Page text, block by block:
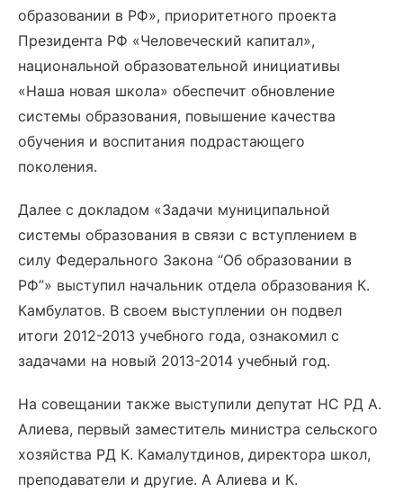
образовании в РФ», приоритетного проекта
Президента РФ «Человеческий капитал»,
национальной образовательной инициативы
«Наша новая школа» обеспечит обновление
системы образования, повышение качества
обучения и воспитания подрастающего
поколения.
Далее с докладом «Задачи муниципальной
системы образования в связи с вступлением в
силу Федерального Закона “Об образовании в
РФ”» выступил начальник отдела образования К.
Камбулатов. В своем выступлении он подвел
итоги 2012-2013 учебного года, ознакомил с
задачами на новый 2013-2014 учебный год.
На совещании также выступили депутат НС РД А.
Алиева, первый заместитель министра сельского
хозяйства РД К. Камалутдинов, директора школ,
преподаватели и другие. А Алиева и К.